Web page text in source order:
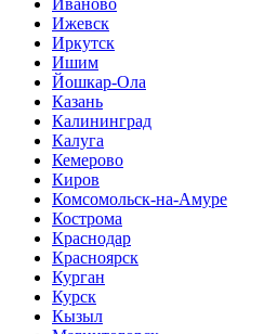
Иваново
Ижевск
Иркутск
Ишим
Йошкар-Ола
Казань
Калининград
Калуга
Кемерово
Киров
Комсомольск-на-Амуре
Кострома
Краснодар
Красноярск
Курган
Курск
Кызыл